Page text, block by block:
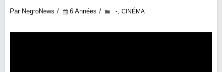
Par NegroNews 6 Années -, CINÉMA